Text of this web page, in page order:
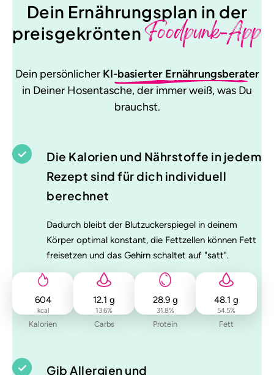
Dein Ernährungsplan in der
preisgekröntenFoodpunk-App
Dein persönlicher KI-basierter Ernährungsberater
in Deiner Hosentasche, der immer weiß, was Du
brauchst.
Die Kalorien und Nährstoffe in jedem
Rezept sind für dich individuell
berechnet
Dadurch bleibt der Blutzuckerspiegel in deinem
Körper optimal konstant, die Fettzellen können Fett
freisetzen und das Gehirn schaltet auf "satt".
604
kcal
Kalorien
12.1 g
13.6%
Carbs
28.9g
31.8%
Protein
48.1 g
54.5%
Fett
Gib Allergien und